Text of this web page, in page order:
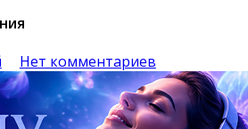
Нет комментариев